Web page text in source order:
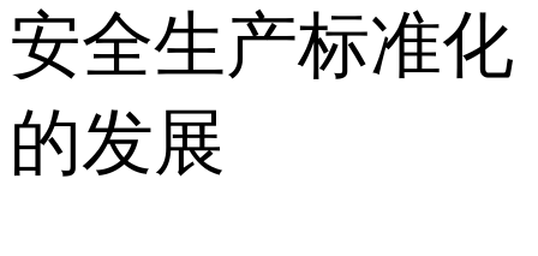
安全生产标准化
的发展